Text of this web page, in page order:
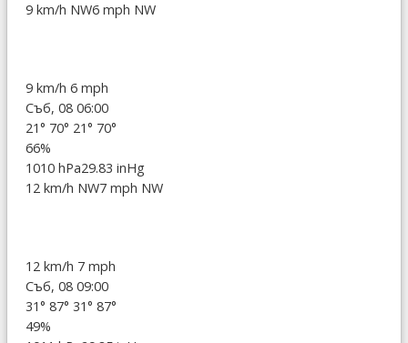
9 km/h NW6 mph NW
9 km/h 6 mph
Съб, 08 06:00
21° 70° 21° 70°
66%
1010 hPa29.83 inHg
12 km/h NW7 mph NW
12 km/h 7 mph
Съб, 08 09:00
31° 87° 31° 87°
49%